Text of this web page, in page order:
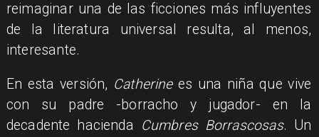
reimaginar una de las ficciones más influyentes
de la literatura universal resulta, al menos,
interesante.
En esta versión, Catherinees una niña que vive
con su padre -borracho y jugador- en la
decadente hacienda Cumbres Borrascosas. Un